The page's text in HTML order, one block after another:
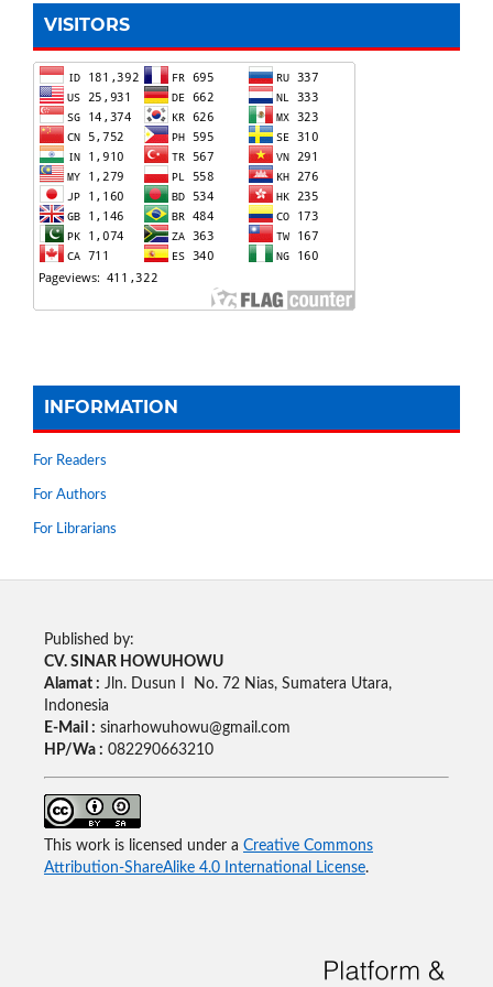
VISITORS
INFORMATION
For Readers
For Authors
For Librarians
Published by:
CV. SINAR HOWUHOWU
Alamat : Jln. Dusun I No. 72 Nias, Sumatera Utara,
Indonesia
E-Mail : sinarhowuhowu@gmail.com
HP/Wa : 082290663210
This work is licensed under a Creative Commons
Attribution-ShareAlike 4.0 International License.